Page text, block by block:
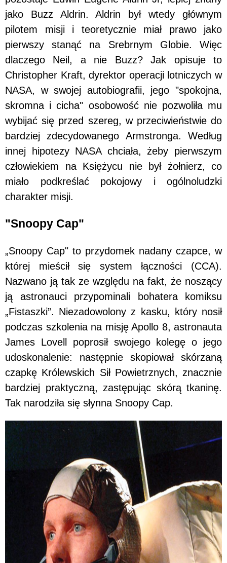
jako Buzz Aldrin. Aldrin był wtedy głównym
pilotem misji i teoretycznie miał prawo jako
pierwszy stanąć na Srebrnym Globie. Więc
dlaczego Neil, a nie Buzz? Jak opisuje to
Christopher Kraft, dyrektor operacji lotniczych w
NASA, w swojej autobiografii, jego "spokojna,
skromna i cicha" osobowość nie pozwoliła mu
wybijać się przed szereg, w przeciwieństwie do
bardziej zdecydowanego Armstronga. Według
innej hipotezy NASA chciała, żeby pierwszym
człowiekiem na Księżycu nie był żołnierz, co
miało podkreślać pokojowy i ogólnoludzki
charakter misji.
"Snoopy Cap"
„Snoopy Cap" to przydomek nadany czapce, w
której mieścił się system łączności (CCA).
Nazwano ją tak ze względu na fakt, że noszący
ją astronauci przypominali bohatera komiksu
„Fistaszki”. Niezadowolony z kasku, który nosił
podczas szkolenia na misję Apollo 8, astronauta
James Lovell poprosił swojego kolegę o jego
udoskonalenie: następnie skopiował skórzaną
czapkę Królewskich Sił Powietrznych, znacznie
bardziej praktyczną, zastępując skórą tkaninę.
Tak narodziła się słynna Snoopy Cap.